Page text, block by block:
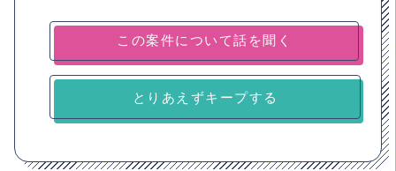
とりあえずキープする